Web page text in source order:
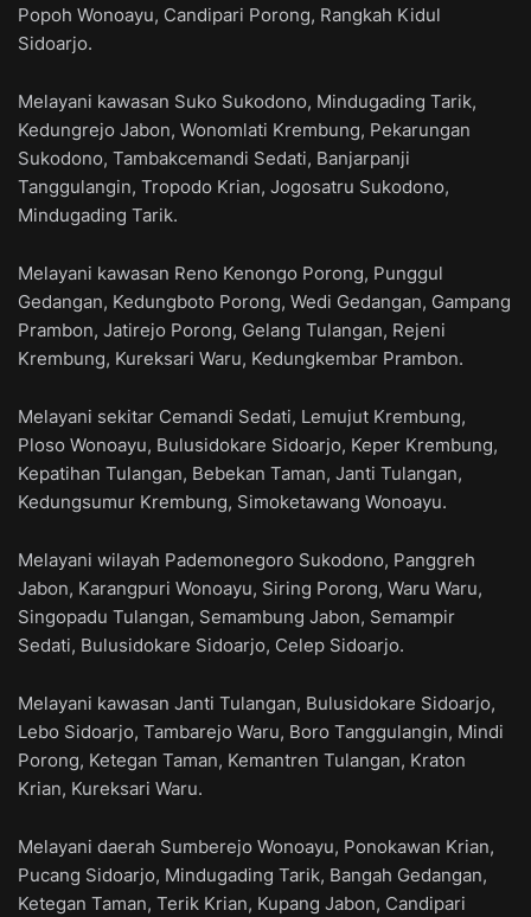
Popoh Wonoayu, Candipari Porong, Rangkah Kidul
Sidoarjo.
Melayani kawasan Suko Sukodono, Mindugading Tarik,
Kedungrejo Jabon, Wonomlati Krembung, Pekarungan
Sukodono, Tambakcemandi Sedati, Banjarpanji
Tanggulangin, Tropodo Krian, Jogosatru Sukodono,
Mindugading Tarik.
Melayani kawasan Reno Kenongo Porong, Punggul
Gedangan, Kedungboto Porong, Wedi Gedangan, Gampang
Prambon, Jatirejo Porong, Gelang Tulangan, Rejeni
Krembung, Kureksari Waru, Kedungkembar Prambon.
Melayani sekitar Cemandi Sedati, Lemujut Krembung,
Ploso Wonoayu, Bulusidokare Sidoarjo, Keper Krembung,
Kepatihan Tulangan, Bebekan Taman, Janti Tulangan,
Kedungsumur Krembung, Simoketawang Wonoayu.
Melayani wilayah Pademonegoro Sukodono, Panggreh
Jabon, Karangpuri Wonoayu, Siring Porong, Waru Waru,
Singopadu Tulangan, Semambung Jabon, Semampir
Sedati, Bulusidokare Sidoarjo, Celep Sidoarjo.
Melayani kawasan Janti Tulangan, Bulusidokare Sidoarjo,
Lebo Sidoarjo, Tambarejo Waru, Boro Tanggulangin, Mindi
Porong, Ketegan Taman, Kemantren Tulangan, Kraton
Krian, Kureksari Waru.
Melayani daerah Sumberejo Wonoayu, Ponokawan Krian,
Pucang Sidoarjo, Mindugading Tarik, Bangah Gedangan,
Ketegan Taman, Terik Krian, Kupang Jabon, Candipari